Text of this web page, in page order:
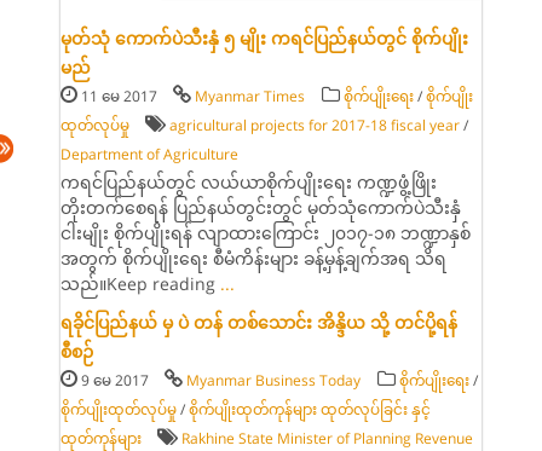
မုတ်သုံ ကောက်ပဲသီးနှံ ၅ မျိုး ကရင်ပြည်နယ်တွင် စိုက်ပျိုး
မည်
11 မေ 2017 Myanmar Times စိုက်ပျိုးရေး /စိုက်ပျိုး
ထုတ်လုပ်မှု
agricultural projects for 2017-18 fiscal year /
Department of Agriculture
ကရင်ပြည်နယ်တွင် လယ်ယာစိုက်ပျိုးရေး ကဏ္ဍဖွံ့ဖြိုး
တိုးတက်စေရန် ပြည်နယ်တွင်းတွင် မုတ်သုံကောက်ပဲသီးနှံ
ငါးမျိုး စိုက်ပျိုးရန် လျာထားကြောင်း ၂၀၁၇-၁၈ ဘဏ္ဍာနှစ်
အတွက် စိုက်ပျိုးရေး စီမံကိန်းများ ခန့်မှန့်ချက်အရ သိရ
သည်။Keep reading ...
ရခိုင်ပြည်နယ် မှ ပဲ တန် တစ်သောင်း အိန္ဒိယ သို့ တင်ပို့ရန်
စီစဉ်
9 မေ 2017 Myanmar Business Today စိုက်ပျိုးရေး /
စိုက်ပျိုးထုတ်လုပ်မှု /စိုက်ပျိုးထုတ်ကုန်များ ထုတ်လုပ်ခြင်း နှင့်
ထုတ်ကုန်များ
Rakhine State Minister of Planning Revenue